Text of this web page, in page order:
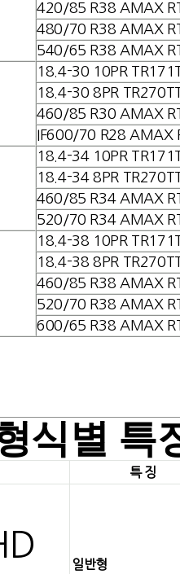
420/85 R38 AMAX
480/70 R38 AMAX
540/65 R38 AMAX
18.4-30 10PR
18.4-30 8PR
460/85 R30 AMAX
IF600/70 R28 AMAX
18.4-34 10PR
18.4-34 8PR
460/85 R34 AMAX
520/70 R34 AMAX
18.4-38 10PR
18.4-38 8PR
460/85 R38 AMAX
520/70 R38 AMAX
600/65 R38 AMAX
식별 특
특 징
일반형